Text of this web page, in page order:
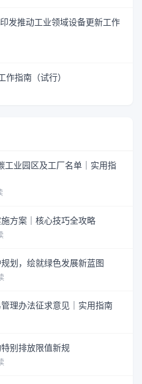
发推动工业领域设备更新工作
指南（试行）
业园区及工厂名单｜实用指
方案｜核心技巧全攻略
划，绘就绿色发展新蓝图
理办法征求意见｜实用指南
别排放限值新规